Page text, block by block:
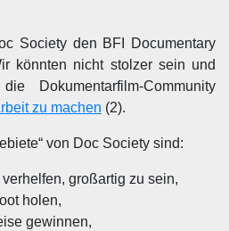
Society den BFI Documentary
könnten nicht stolzer sein und
Dokumentarfilm-Community
zu machen (2).
von Doc Society sind:
großartig zu sein,
holen,
gewinnen,